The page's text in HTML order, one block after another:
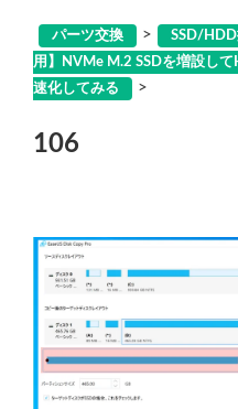
パーツ交換 > SSD/
用】NVMe M.2 SSDを増設し
速化してみる
>
106